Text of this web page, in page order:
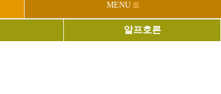
MENU
알프호른